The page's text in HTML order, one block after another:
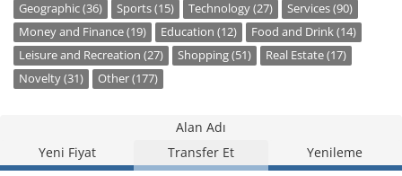
Geographic (36)
Sports (15) Technology (27)
Services (90)
Money and Finance (19)
Education (12)
Food and Drink (14)
Leisure and Recreation (27)
Shopping (51)
Real Estate (17)
Novelty (31)
Other (177)
Alan Adı
Yeni Fiyat
Transfer Et Yenileme